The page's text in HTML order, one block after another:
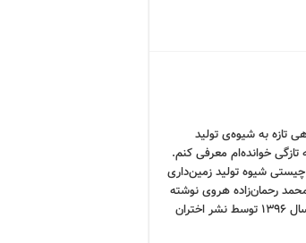
تازه به شیوه‌ی تولید
تازگی خوانده‌ام معرفی کنم.
شیوه تولید زمین‌داری
رحمان‌زاده هروی نوشته
شده و چاپ نخست آن در سال ۱۳۹۶ توسط نشر اختران